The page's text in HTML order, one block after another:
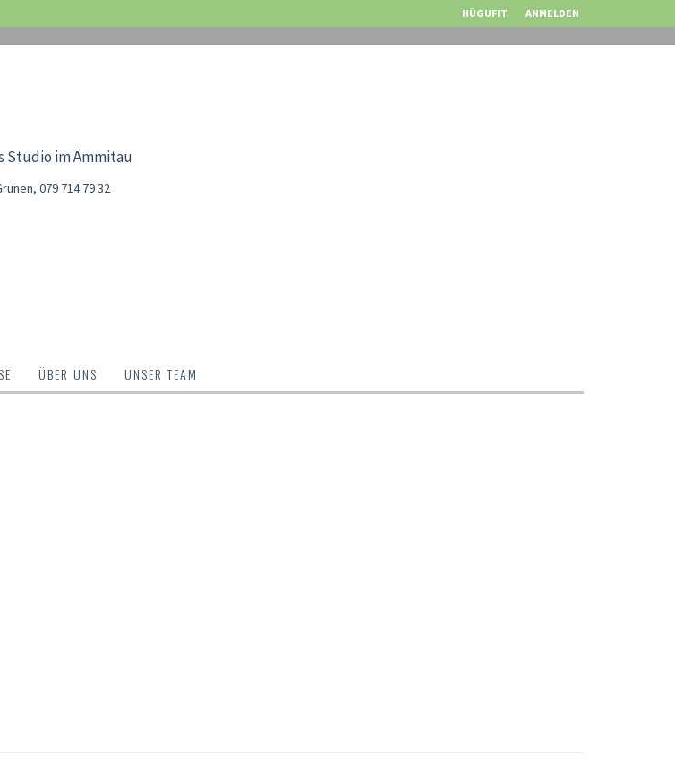
HÜGUFIT ANMELDEN
Studio im Ämmitau
, 079 714 79 32
ÜBER UNS UNSER TEAM